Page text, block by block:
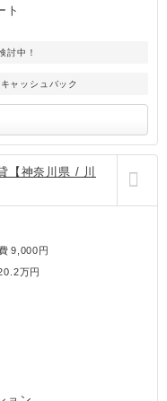
ト
討中！
キャッシュバック
【神奈川県 / 川
9,000円
万円